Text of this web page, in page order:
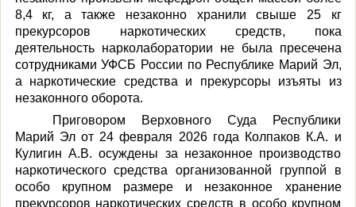
8,4 кг, а также незаконно хранили свыше 25 кг
прекурсоров наркотических средств, пока
деятельность нарколаборатории не была пресечена
сотрудниками УФСБ России по Республике Марий Эл,
а наркотические средства и прекурсоры изъяты из
незаконного оборота.
Приговором Верховного Суда Республики
Марий Эл от 24 февраля 2026 года Колпаков К.А. и
Кулигин А.В. осуждены за незаконное производство
наркотического средства организованной группой в
особо крупном размере и незаконное хранение
прекурсоров наркотических средств в особо крупном